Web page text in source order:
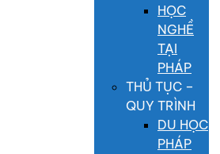
HỌC
NGHỀ
TẠI
PHÁP
THỦ TỤC –
QUY TRÌNH
DU HỌC
PHÁP